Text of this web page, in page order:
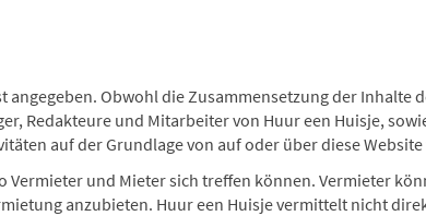
Obwohl die Zusammensetzung der Inhalte
Redakteure und Mitarbeiter von Huur een Huisje,
auf der Grundlage von auf oder über diese
und Mieter sich treffen können. Vermieter
anzubieten. Huur een Huisje vermittelt nicht